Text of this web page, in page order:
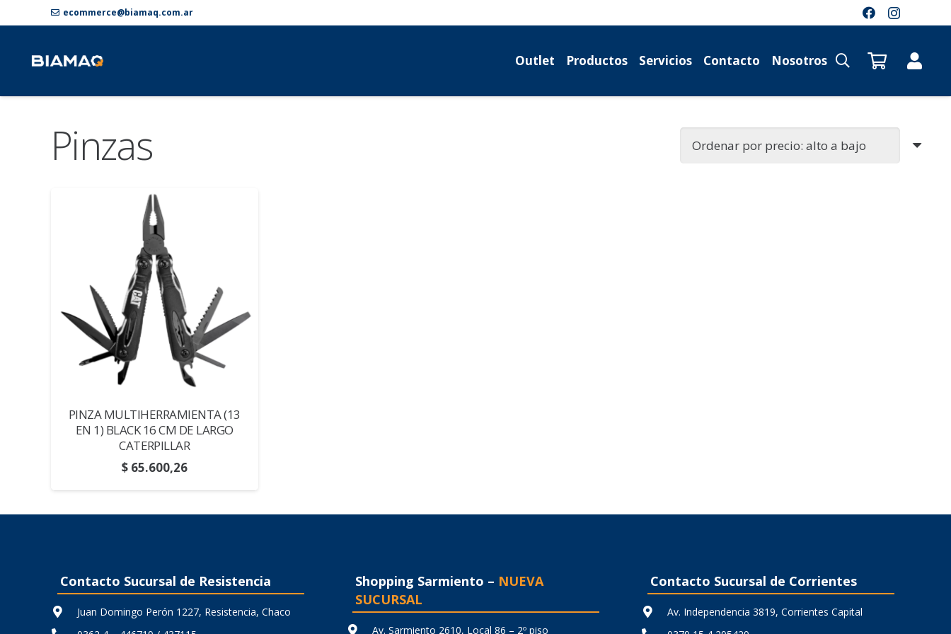
ecommerce@biamaq.com.ar
Outlet Productos Servicios Contacto Nosotros
Pinzas
PINZA MULTIHERRAMIENTA (13
EN 1) BLACK 16 CM DE LARGO
CATERPILLAR
$65.600,26
Contacto Sucursal de Resistencia
Juan Domingo Perón 1227, Resistencia, Chaco
Shopping Sarmiento – NUEVA
SUCURSAL
Av. Sarmiento 2610, Local 86 – 2º piso
Contacto Sucursal de Corrientes
Av. Independencia 3819, Corrientes Capital